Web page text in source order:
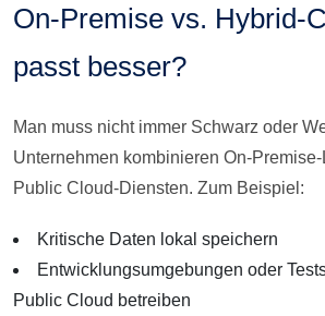
On-Premise vs. Hybrid-
passt besser?
Man muss nicht immer Schwarz oder
Unternehmen kombinieren On-
Public Cloud-Diensten. Zum Beispiel:
Kritische Daten lokal speichern
Entwicklungsumgebungen oder
Public Cloud betreiben